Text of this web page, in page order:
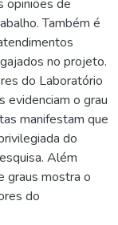
opiniões de
Também é
no projeto.
do Laboratório
evidenciam o grau
manifestam que
do
Além
graus mostra o
do